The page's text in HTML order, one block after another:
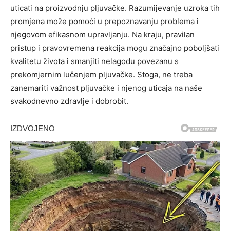
uticati na proizvodnju pljuvačke. Razumijevanje uzroka tih
promjena može pomoći u prepoznavanju problema i
njegovom efikasnom upravljanju. Na kraju, pravilan
pristup i pravovremena reakcija mogu značajno poboljšati
kvalitetu života i smanjiti nelagodu povezanu s
prekomjernim lučenjem pljuvačke. Stoga, ne treba
zanemariti važnost pljuvačke i njenog uticaja na naše
svakodnevno zdravlje i dobrobit.